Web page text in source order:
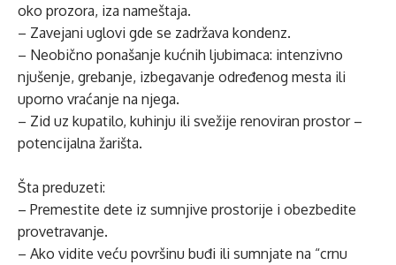
oko prozora, iza nameštaja.
– Zavejani uglovi gde se zadržava kondenz.
– Neobično ponašanje kućnih ljubimaca: intenzivno
njušenje, grebanje, izbegavanje određenog mesta ili
uporno vraćanje na njega.
– Zid uz kupatilo, kuhinju ili svežije renoviran prostor –
potencijalna žarišta.
Šta preduzeti:
– Premestite dete iz sumnjive prostorije i obezbedite
provetravanje.
– Ako vidite veću površinu buđi ili sumnjate na “crnu